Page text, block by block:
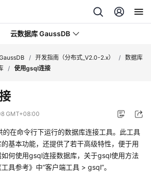
云数据库 GaussDB
/ 开发指南（分布式_V2.0-2.x） / 数据库
/ 使用gsql连接
GMT+08:00
的在命令行下运行的数据库连接工具。此工具
基本功能，还提供了若干高级特性，便于用
何使用gsql连接数据库，关于gsql使用方法
具参考》中“客户端工具 > gsql”。